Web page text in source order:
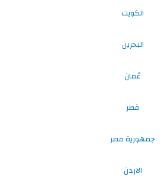
الكويت
البحرين
عُمان
قطر
جمهورية مصر
الاردن